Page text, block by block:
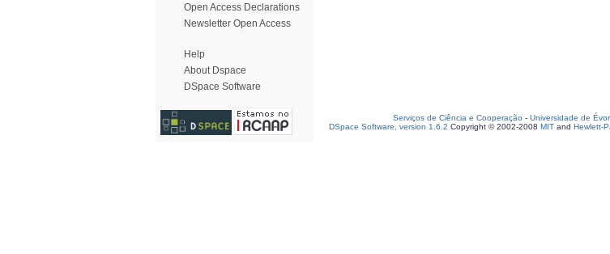
Open Access Declarations
Newsletter Open Access
Help
About Dspace
DSpace Software
Serviços de Ciência e Cooperação - Universidade de
DSpace Software, version 1.6.2 Copyright © 2002-2008 MIT and Hewlett-